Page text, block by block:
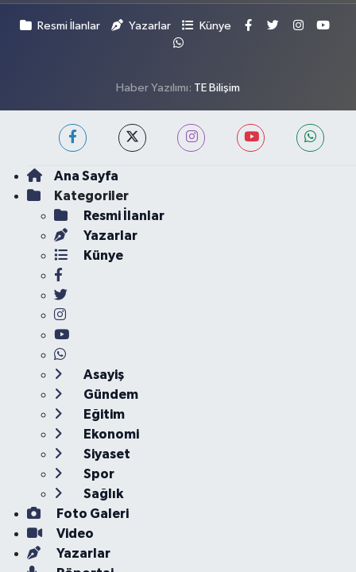
Resmi İlanlar Yazarlar Künye
Haber Yazılımı: TE Bilişim
Ana Sayfa
Kategoriler
Resmi İlanlar
Yazarlar
Künye
Asayiş
Gündem
Eğitim
Ekonomi
Siyaset
Spor
Sağlık
Foto Galeri
Video
Yazarlar